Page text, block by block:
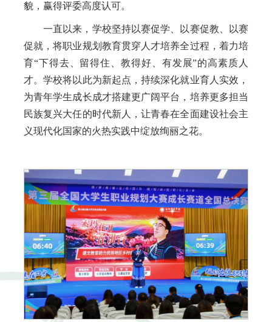
貌，赢得评委高度认可。
一直以来，学校坚持以赛促学、以赛促教、以赛
促就，将职业规划教育贯穿人才培养全过程，着力培
育“下得去、留得住、教得好、有发展”的高素质人
才。学校将以此为新起点，持续深化就业育人实效，
为青年学生成长成才搭建更广阔平台，培养更多担当
民族复兴大任的时代新人，让青春在全面建设社会主
义现代化国家的火热实践中绽放绚丽之花。